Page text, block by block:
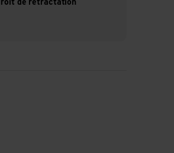
de rétractation